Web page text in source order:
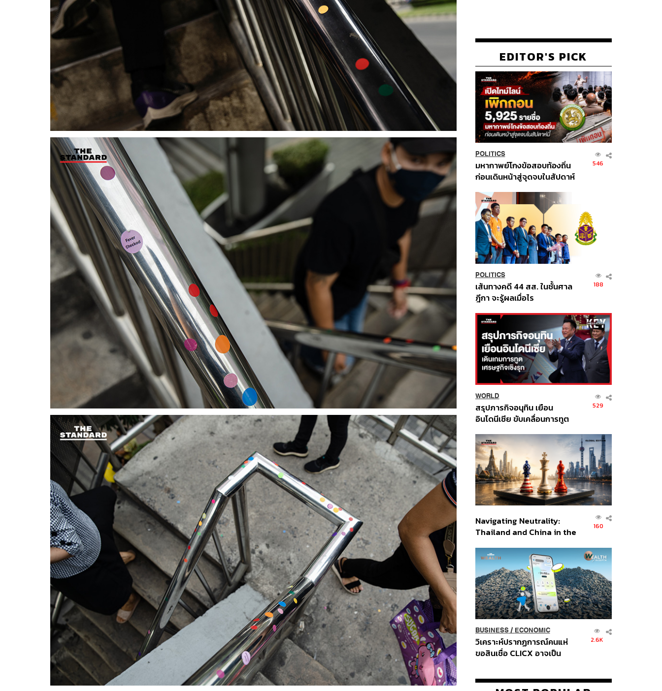
EDITOR'S PICK
POLITICS
มหากาพย์โกงข้อสอบท้องถิ่น
ก่อนเดินหน้าสู่จุดจบในสัปดาห์
546
POLITICS
เส้นทางคดี 44 สส. ในชั้นศาล
ฎีกา จะรู้ผลเมื่อไร
188
WORLD
สรุปภารกิจอนุทิน เยือน
อินโดนีเซีย ขับเคลื่อนการทูต
ส่วนยุทธศาสตร์ไทย –
อินโดนีเซีย
529
Navigating Neutrality:
Thailand and China in the
Order
160
BUSINESS/ ECONOMIC
วิเคราะห์ปรากฏการณ์คนแห่
ขอสินเชื่อ CLICX อาจเป็น
ปัญหาหนี้ครัวเรือนไทยที่ถูกซุก
2.6K